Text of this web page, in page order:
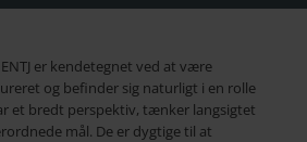
er kendetegnet ved at være
og befinder sig naturligt i en rolle
et bredt perspektiv, tænker langsigtet
mål. De er dygtige til at